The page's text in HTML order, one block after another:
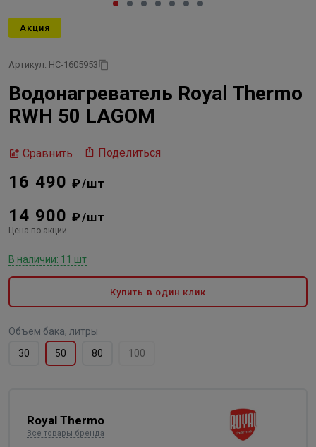
Акция
Артикул: НС-1605953
Водонагреватель Royal Thermo
RWH 50 LAGOM
Сравнить Поделиться
16 490₽/шт
14 900₽/шт
Цена по акции
В наличии: 11 шт
Купить в один клик
Объем бака, литры
30
50 80 100
Royal Thermo
Все товары бренда